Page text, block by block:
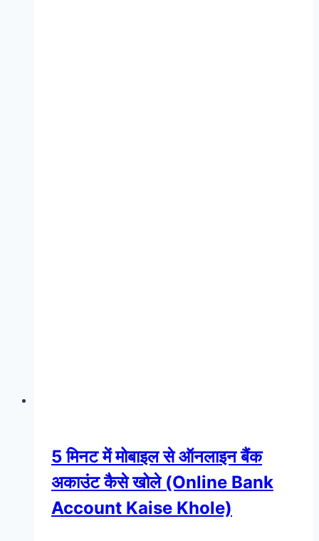
5 मिनट में मोबाइल से ऑनलाइन बैंक
अकाउंट कैसे खोले (Online Bank
Account Kaise Khole)